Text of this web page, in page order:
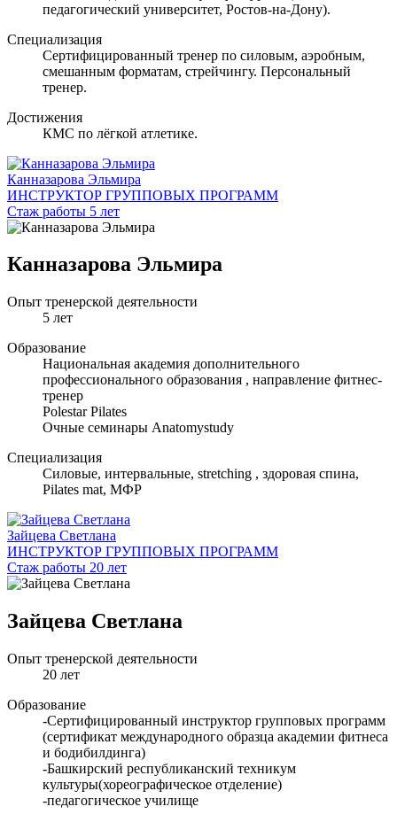
педагогический университет, Ростов-на-Дону).
Специализация
Сертифицированный тренер по силовым, аэробным,
смешанным форматам, стрейчингу. Персональный
тренер.
Достижения
КМС по лёгкой атлетике.
Канназарова Эльмира
ИНСТРУКТОР ГРУППОВЫХ ПРОГРАММ
Стаж работы 5 лет
Канназарова Эльмира
Опыт тренерской деятельности
5 лет
Образование
Национальная академия дополнительного
профессионального образования , направление фитнес-
тренер
Polestar Pilates
Очные семинары Anatomystudy
Специализация
Cиловые, интервальные, stretching , здоровая спина,
Pilates mat, МФР
Зайцева Светлана
ИНСТРУКТОР ГРУППОВЫХ ПРОГРАММ
Стаж работы 20 лет
Зайцева Светлана
Опыт тренерской деятельности
20 лет
Образование
-Сертифицированный инструктор групповых программ
(сертификат международного образца академии фитнеса
и бодибилдинга)
-Башкирский республиканский техникум
культуры(хореографическое отделение)
-педагогическое училище